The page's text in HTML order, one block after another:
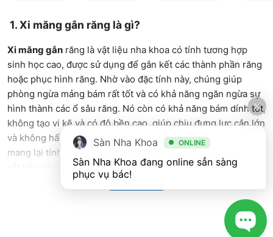
1. Xi măng gắn răng là gì?
Xi măng gắn răng là vật liệu nha khoa có tính tương hợp
sinh học cao, được sử dụng để gắn kết các thành phần răng
hoặc phục hình răng. Nhờ vào đặc tính này, chúng giúp
phòng ngừa mảng bám rất tốt và có khả năng ngăn ngừa sự
hình thành các ổ sâu răng. Nó còn có khả năng bám dính tốt,
không tạo vi kẽ và có độ bền cao, giúp chịu đựng lực cắn lớn
và không hấp thụ nước. Ngoài ra, xi măng gắn răng còn
mang lại tính thẩm mỹ cao cho người dùng và giá cả của loại
vật liệu này cũng rất phải chăng phù hợp với ngân sách của
nhiều người.
răng đóng vai trò vô cùng quan trọng trong
Xem Thêm
Sàn Nha Khoa ONLINE
Sàn Nha Khoa đang online sẳn sàng
phục vụ bác!